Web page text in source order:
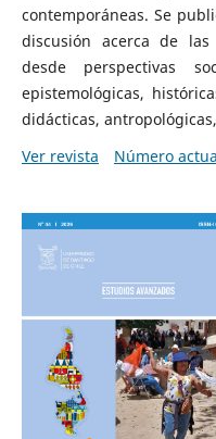
contemporáneas. Se
discusión acerca de las
desde perspectivas
epistemológicas,
didácticas,
Ver revista
Número